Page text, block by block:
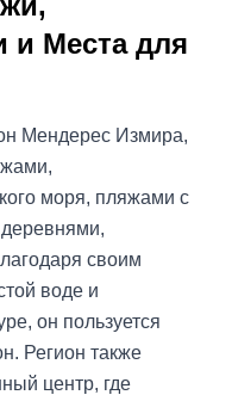
и Места для
Мендерес Измира,
моря, пляжами с
своим
воде и
он пользуется
Регион также
центр, где